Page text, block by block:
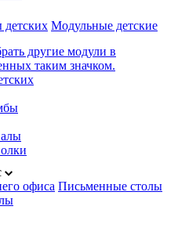
детских Модульные детские
другие модули в
таким значком.
офиса Письменные столы